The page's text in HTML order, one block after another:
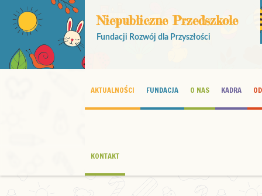
Niepubliczne Przedszkole
Fundacji Rozwój dla Przyszłości
AKTUALNOŚCI FUNDACJA O NAS KADRA
KONTAKT